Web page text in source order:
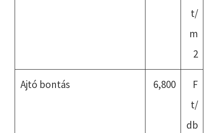
t/
m
2
Ajtó bontás 6,800
F
t/
db